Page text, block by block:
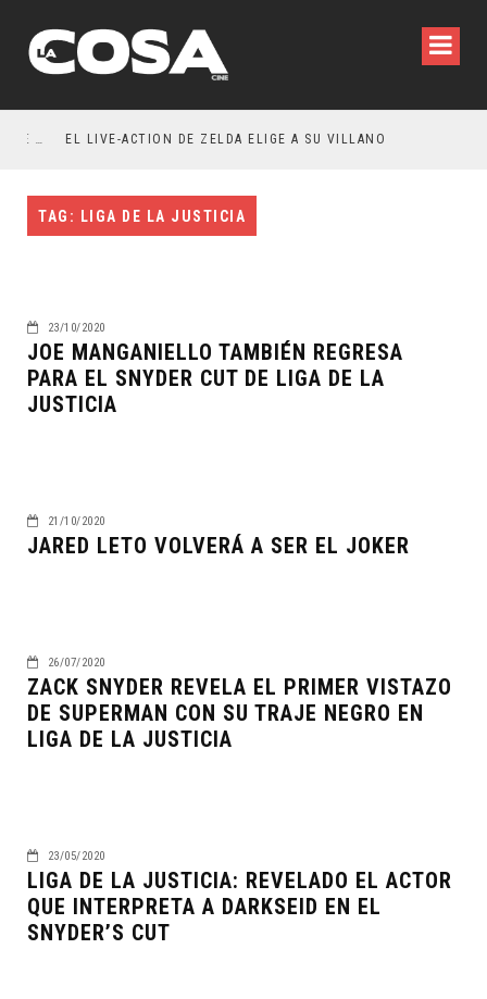
RESEÑA LA INVITACIÓN: OLIVIA WILDE REFLEXIONA SOBRE LA VIDA CONYUGAL EL LIVE-ACTION DE ZELDA ELIGE A SU VILLANO
TAG: LIGA DE LA JUSTICIA
23/10/2020
JOE MANGANIELLO TAMBIÉN REGRESA
PARA EL SNYDER CUT DE LIGA DE LA
JUSTICIA
21/10/2020
JARED LETO VOLVERÁ A SER EL JOKER
26/07/2020
ZACK SNYDER REVELA EL PRIMER VISTAZO
DE SUPERMAN CON SU TRAJE NEGRO EN
LIGA DE LA JUSTICIA
23/05/2020
LIGA DE LA JUSTICIA: REVELADO EL ACTOR
QUE INTERPRETA A DARKSEID EN EL
SNYDER’S CUT